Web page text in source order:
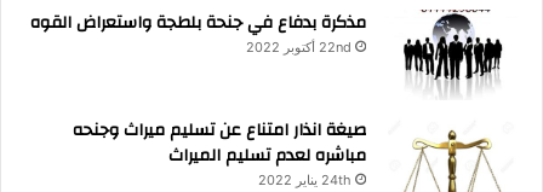
مذكرة بدفاع في جنحة بلطجة واستعراض القوه
22nd أكتوبر 2022
صيغة انذار امتناع عن تسليم ميراث وجنحه
مباشره لعدم تسليم الميراث
24th يناير 2022